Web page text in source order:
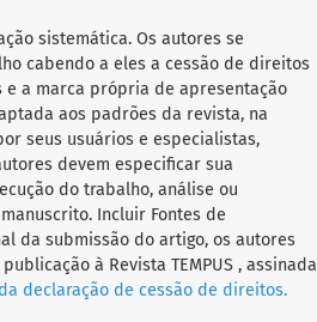
sistemática. Os autores se
cabendo a eles a cessão de direitos
a marca própria de apresentação
aos padrões da revista, na
seus usuários e especialistas,
devem especificar sua
do trabalho, análise ou
Incluir Fontes de
da submissão do artigo, os autores
à Revista TEMPUS , assinada
declaração de cessão de direitos.